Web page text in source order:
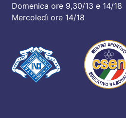
Domenica ore 9,30/13 e 14/18
Mercoledì ore 14/18